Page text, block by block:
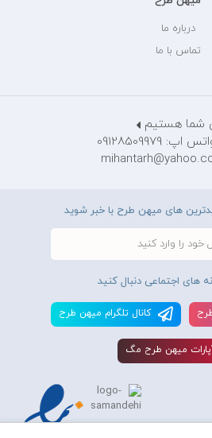
درباره ما
تماس با ما
شما هستیم
09128509979
های میهن طرح با خبر شوید
های اجتماعی دنبال کنید
کانال تلگرام ميهن طرح
ميهن طرح مگ